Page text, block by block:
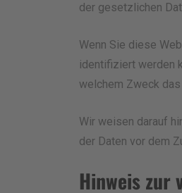
der gesetzlichen
Wenn Sie diese
identifiziert werden
welchem Zweck
Wir weisen darauf
der Daten vor dem
Hinweis